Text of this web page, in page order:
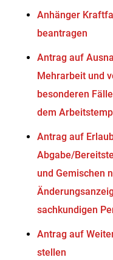
Anhänger
beantragen
Antrag auf
Mehrarbeit und
besonderen
dem
Antrag auf
Abgabe/
und Gemischen
sachkundigen
Antrag auf
stellen